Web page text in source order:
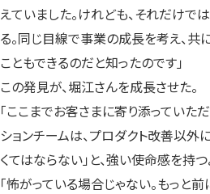
えていました。けれども、それだけで
る。同じ目線で事業の成長を考え、
こともできるのだと知ったのです」
この発見が、堀江さんを成長させた。
「ここまでお客さまに寄り添っていた
ションチームは、プロダクト改善以
くてはならない」と、強い使命感を持
「怖がっている場合じゃない。もっと前